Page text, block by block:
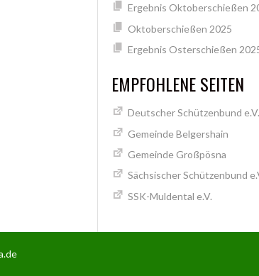
Ergebnis Oktoberschießen
Oktoberschießen 2025
Ergebnis Osterschießen
EMPFOHLENE SEITEN
Deutscher Schützenbund e.V.
Gemeinde Belgershain
Gemeinde Großpösna
Sächsischer Schützenbund
SSK-Muldental e.V.